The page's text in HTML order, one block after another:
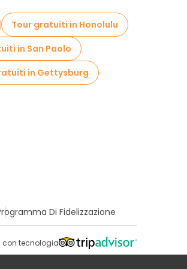
Tour gratuiti in Honolulu
in San Paolo
in Gettysburg
Di Fidelizzazione
con tecnologia